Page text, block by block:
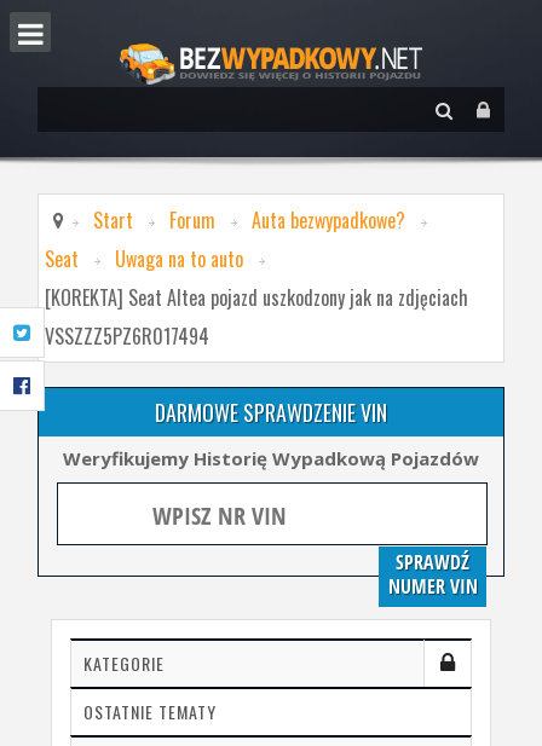
Start Forum
Auta bezwypadkowe?
Seat
Uwaga na to auto
[KOREKTA] Seat Altea pojazd uszkodzony jak na zdjęciach
VSSZZZ5PZ6R017494
DARMOWE SPRAWDZENIE VIN
Weryfikujemy Historię Wypadkową Pojazdów
SPRAWDŹ
NUMER VIN
KATEGORIE
OSTATNIE TEMATY